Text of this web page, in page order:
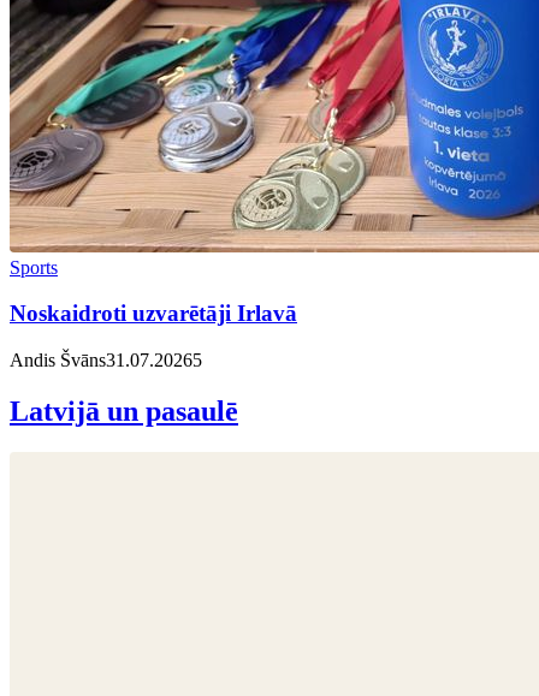
Sports
Noskaidroti uzvarētāji Irlavā
Andis Švāns31.07.20265
Latvijā un pasaulē